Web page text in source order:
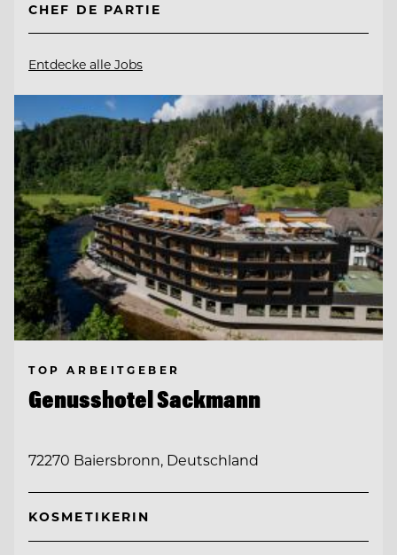
CHEF DE PARTIE
Entdecke alle Jobs
TOP ARBEITGEBER
Genusshotel Sackmann
72270 Baiersbronn, Deutschland
KOSMETIKERIN